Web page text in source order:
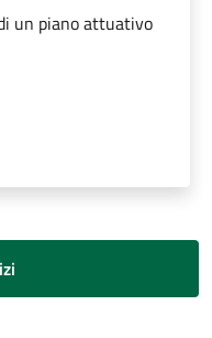
un piano attuativo